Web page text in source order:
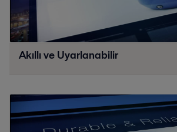
Akıllı ve Uyarlanabilir